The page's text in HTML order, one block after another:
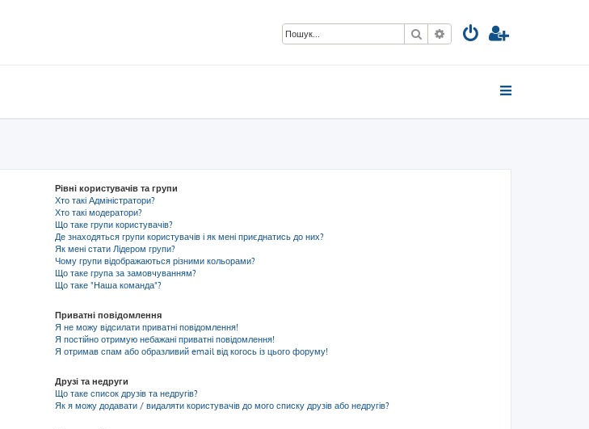
ПошукРозширений пошук
Рівні користувачів та групи
Хто такі Адміністратори?
Хто такі модератори?
Що таке групи користувачів?
Де знаходяться групи користувачів і як мені приєднатись до них?
Як мені стати Лідером групи?
Чому групи відображаються різними кольорами?
Що таке група за замовчуванням?
Що таке "Наша команда"?
Приватні повідомлення
Я не можу відсилати приватні повідомлення!
Я постійно отримую небажані приватні повідомлення!
Я отримав спам або образливий email від когось із цього форуму!
Друзі та недруги
Що таке список друзів та недругів?
Як я можу додавати / видаляти користувачів до мого списку друзів або недругів?